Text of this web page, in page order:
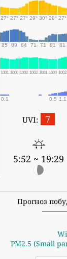
27° 27° 27° 29° 30° 28° 27°
85 89 84 71 71 81 81
1001 1000 1002 1002 1001 1000 1002
0.1 0.5 1.1
UVI: 7
5:52 ~ 19:29
Прогноз
PM2.5 (Small